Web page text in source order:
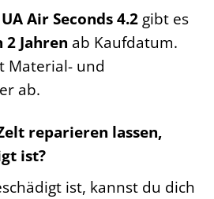
Air Seconds 4.2 gibt es
Jahren ab Kaufdatum.
Material- und
ab.
reparieren lassen,
ist?
ist, kannst du dich